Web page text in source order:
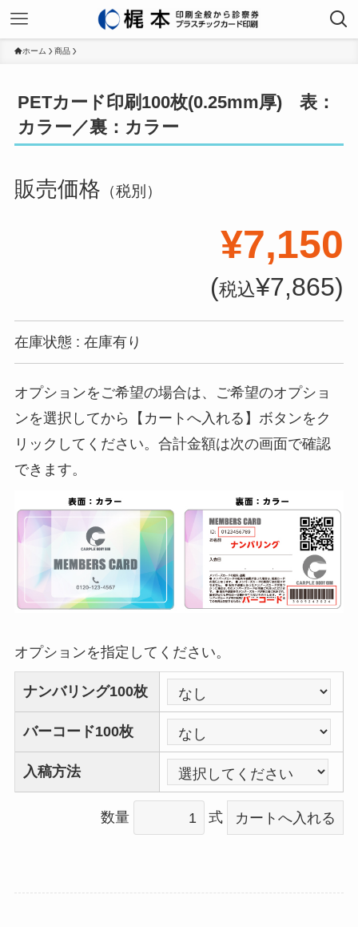
ホーム 商品
PETカード印刷100枚(0.25mm厚) 表：
カラー／裏：カラー
販売価格 （税別）
¥7,150
(税込¥7,865)
在庫状態 : 在庫有り
オプションをご希望の場合は、ご希望のオプショ
ンを選択してから【カートへ入れる】ボタンをク
リックしてください。合計金額は次の画面で確認
できます。
オプションを指定してください。
ナンバリング100枚
バーコード100枚
入稿方法
数量 式